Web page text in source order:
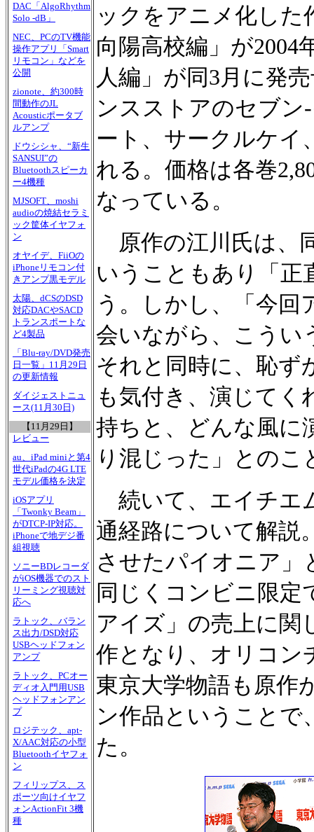
DAC「AlgoRhythm
Solo -dB」
NEC、PCのTV機能
操作アプリ「Smart
リモコン」などを
公開
zionote、約300時
間動作のJL
Acousticポータブ
ルアンプ
ドウシシャ、“新生
SANSUI”の
Bluetoothスピーカ
ー4機種
MJSOFT、moshi
audioの焼結セラミ
ック筐体イヤフォ
ン
オヤイデ、FiiOの
iPhoneリモコン付
きアンプ黒モデル
太陽、dCSのDSD
対応DACやSACD
トランスポートな
ど4製品
「Blu-ray/DVD発売
日一覧」11月29日
の更新情報
ダイジェストニュ
ース(11月30日)
【11月29日】
レビュー
au、iPad miniと第4
世代iPadの4G LTE
モデル価格を決定
iOSアプリ
「Twonky Beam」
がDTCP-IP対応。
iPhoneで地デジ番
組視聴
ソニーBDレコーダ
がiOS機器でのスト
リーミング視聴対
応へ
ラトック、バラン
ス出力/DSD対応
USBヘッドフォン
アンプ
ラトック、PCオー
ディオ入門用USB
ヘッドフォンアン
プ
ロジテック、apt-
X/AAC対応の小型
Bluetoothイヤフォ
ン
フィリップス、ス
ポーツ向けイヤフ
ォンActionFit 3機
種
ックをアニメ化した
向陽高校編」が2004
人編」が同3月に発
ンスストアのセブ
ート、サークルケイ
れる。価格は各巻
なっている。
原作の江川氏は、
いうこともあり「正
う。しかし、「今
会いながら、こうい
それと同時に、恥ず
も気付き、演じてく
持ちと、どんな風に
り混じった」とのこ
続いて、エイチエ
通経路について解説
させたパイオニア」
同じくコンビニ限定
アイズ」の売上に関
作となり、オリコン
東京大学物語も原作
ン作品ということで
た。